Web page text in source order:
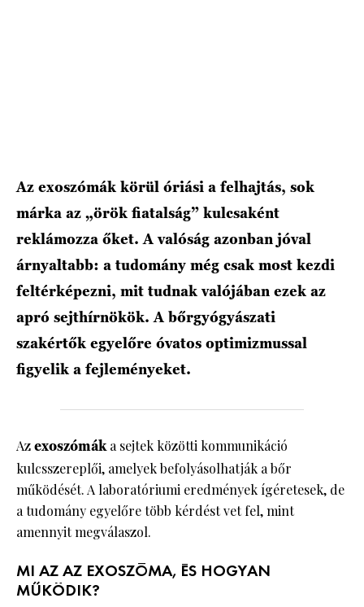
Az exoszómák körül óriási a felhajtás, sok
márka az „örök fiatalság” kulcsaként
reklámozza őket. A valóság azonban jóval
árnyaltabb: a tudomány még csak most kezdi
feltérképezni, mit tudnak valójában ezek az
apró sejthírnökök. A bőrgyógyászati
szakértők egyelőre óvatos optimizmussal
figyelik a fejleményeket.
Azexoszómák a sejtek közötti kommunikáció
kulcsszereplői, amelyek befolyásolhatják a bőr
működését. A laboratóriumi eredmények ígéretesek, de
a tudomány egyelőre több kérdést vet fel, mint
amennyit megválaszol.
MI AZ AZ EXOSZÓMA, ÉS HOGYAN
MŰKÖDIK?